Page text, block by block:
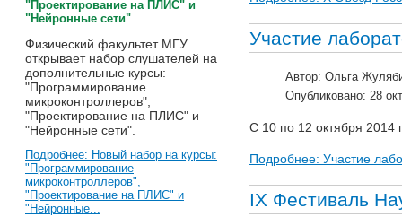
"Проектирование на ПЛИС" и
"Нейронные сети"
Физический факультет МГУ
открывает набор слушателей на
дополнительные курсы:
"Программирование
микроконтроллеров",
"Проектирование на ПЛИС" и
"Нейронные сети".
Подробнее: Новый набор на курсы:
"Программирование
микроконтроллеров",
"Проектирование на ПЛИС" и
"Нейронные...
Участие
Автор: Ольга
Опубликовано: 28
С 10 по 12 октября 2014
Подробнее: Участие
IX Фестиваль